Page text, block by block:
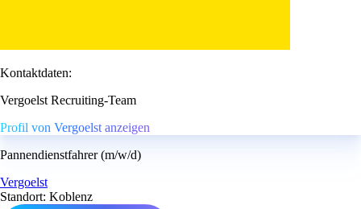
Kontaktdaten:
Vergoelst Recruiting-Team
Profil von Vergoelst anzeigen
Pannendienstfahrer (m/w/d)
Vergoelst
Standort: Koblenz